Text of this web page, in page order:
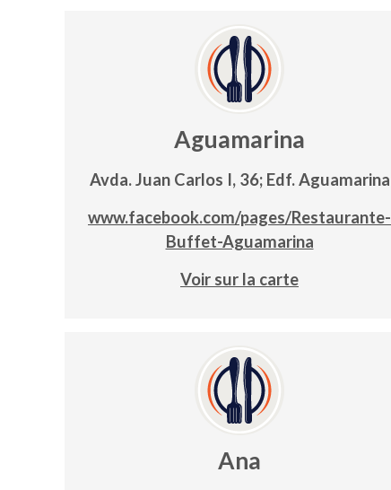
Aguamarina
Avda. Juan Carlos I, 36; Edf. Aguamarina
www.facebook.com/pages/Restaurante-
Buffet-Aguamarina
Voir sur la carte
Ana